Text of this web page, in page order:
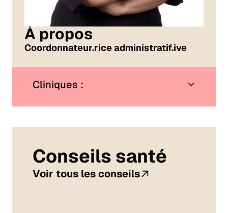
À propos
Coordonnateur.rice administratif.ive
Cliniques :
Conseils santé
Voir tous les conseils